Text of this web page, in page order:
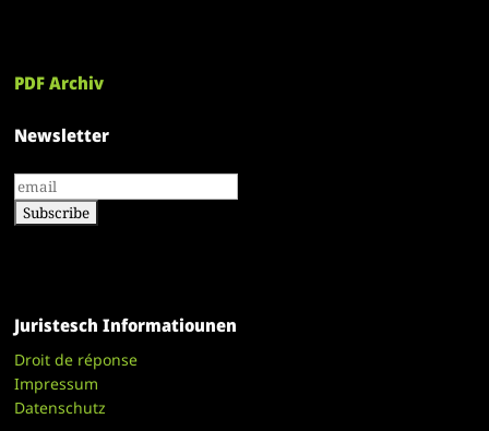
PDF Archiv
Newsletter
Juristesch Informatiounen
Droit de réponse
Impressum
Datenschutz